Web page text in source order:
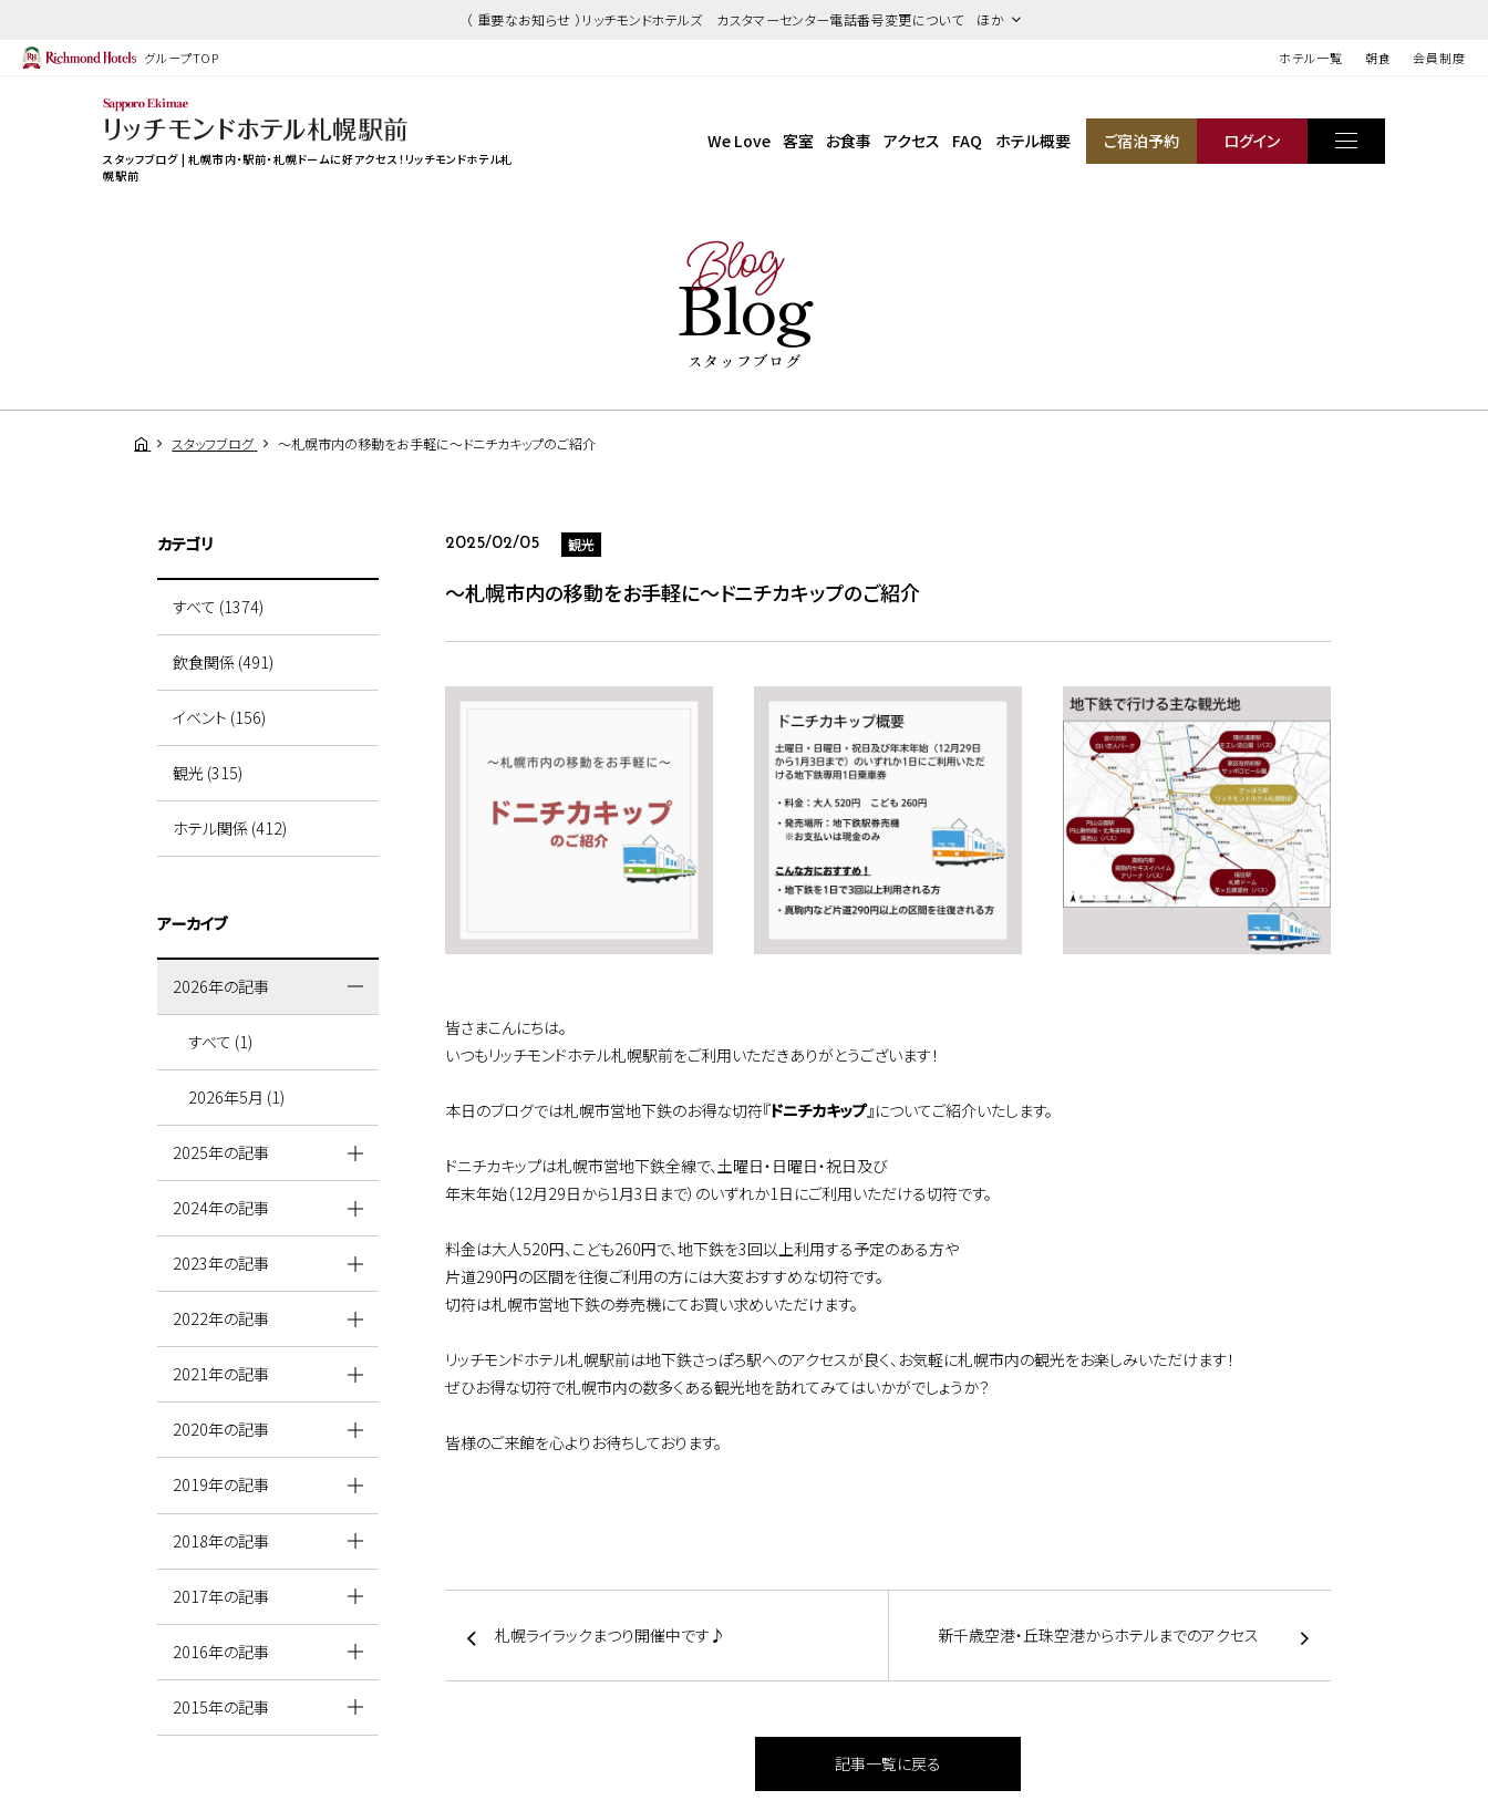
（ 重要なお知らせ ）リッチモンドホテルズ カスタマーセンター電話番号変更について ほか
グループTOP ホテル一覧 朝食 会員制度
スタッフブログ | 札幌市内・駅前・札幌ドームに好アクセス！リッチモンドホテル札
幌駅前
We Love 客室 お食事 アクセス FAQ ホテル概要 ご宿泊予約 ログイン
Blog
Blog
スタッフブログ
スタッフブログ ～札幌市内の移動をお手軽に～ドニチカキップのご紹介
2025/02/05 観光
～札幌市内の移動をお手軽に～ドニチカキップのご紹介
皆さまこんにちは。
いつもリッチモンドホテル札幌駅前をご利用いただきありがとうございます！
本日のブログでは札幌市営地下鉄のお得な切符『ドニチカキップ』についてご紹介いたします。
ドニチカキップは札幌市営地下鉄全線で、土曜日・日曜日・祝日及び
年末年始（12月29日から1月3日まで）のいずれか1日にご利用いただける切符です。
料金は大人520円、こども260円で、地下鉄を3回以上利用する予定のある方や
片道290円の区間を往復ご利用の方には大変おすすめな切符です。
切符は札幌市営地下鉄の券売機にてお買い求めいただけます。
リッチモンドホテル札幌駅前は地下鉄さっぽろ駅へのアクセスが良く、お気軽に札幌市内の観光をお楽しみいただけます！
ぜひお得な切符で札幌市内の数多くある観光地を訪れてみてはいかがでしょうか？
皆様のご来館を心よりお待ちしております。
札幌ライラックまつり開催中です♪ 新千歳空港・丘珠空港からホテルまでのアクセス
記事一覧に戻る
カテゴリ
すべて (1374)
飲食関係 (491)
イベント (156)
観光 (315)
ホテル関係 (412)
アーカイブ
2026年の記事
すべて (1)
2026年5月 (1)
2025年の記事
2024年の記事
2023年の記事
2022年の記事
2021年の記事
2020年の記事
2019年の記事
2018年の記事
2017年の記事
2016年の記事
2015年の記事